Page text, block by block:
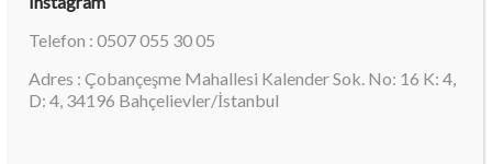
Telefon : 0507 055 30 05
Adres : Çobançeşme Mahallesi Kalender Sok. No: 16 K: 4,
D: 4, 34196 Bahçelievler/İstanbul